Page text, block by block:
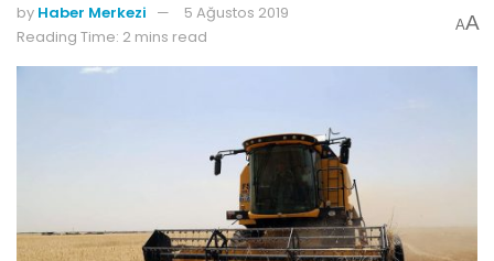
by Haber Merkezi
5 Ağustos 2019
Reading Time: 2 mins read
AA